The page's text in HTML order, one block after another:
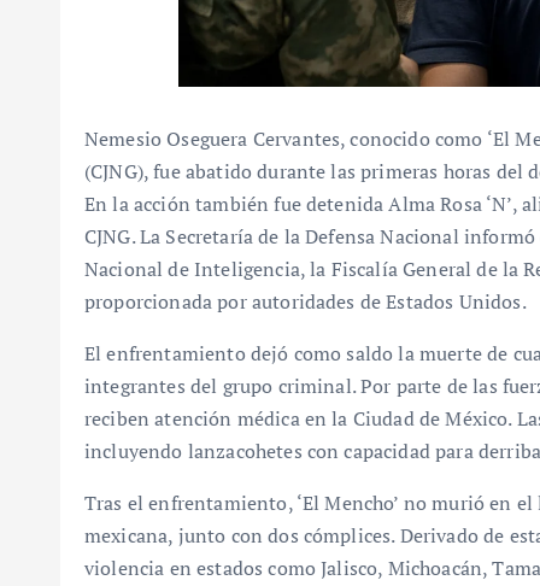
Nemesio Oseguera Cervantes, conocido como ‘El
(CJNG), fue abatido durante las primeras horas
En la acción también fue detenida Alma Rosa ‘N’,
CJNG. La Secretaría de la Defensa Nacional
Nacional de Inteligencia, la Fiscalía General de la
proporcionada por autoridades de Estados Unidos.
El enfrentamiento dejó como saldo la muerte de
integrantes del grupo criminal. Por parte de las
reciben atención médica en la Ciudad de México.
incluyendo lanzacohetes con capacidad para
Tras el enfrentamiento, ‘El Mencho’ no murió en
mexicana, junto con dos cómplices. Derivado de
violencia en estados como Jalisco, Michoacán,